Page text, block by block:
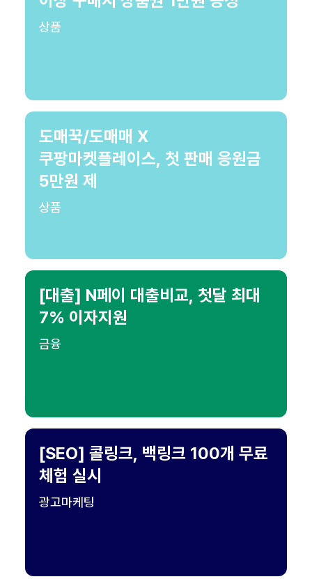
상품
도매꾹/도매매 X
쿠팡마켓플레이스, 첫 판매 응원금
5만원 제
상품
[대출] N페이 대출비교, 첫달 최대
7% 이자지원
금융
[SEO] 콜링크, 백링크 100개 무료
체험 실시
광고마케팅